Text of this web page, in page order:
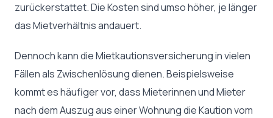
zurückerstattet. Die Kosten sind umso höher, je länger
das Mietverhältnis andauert.
Dennoch kann die Mietkautionsversicherung in vielen
Fällen als Zwischenlösung dienen. Beispielsweise
kommt es häufiger vor, dass Mieterinnen und Mieter
nach dem Auszug aus einer Wohnung die Kaution vom